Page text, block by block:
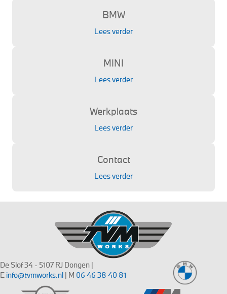
BMW
Lees verder
MINI
Lees verder
Werkplaats
Lees verder
Contact
Lees verder
De Slof 34 - 5107 RJ Dongen |
E info@tvmworks.nl | M 06 46 38 40 81